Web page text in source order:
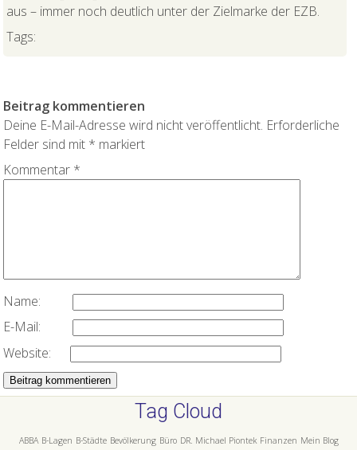
aus – immer noch deutlich unter der Zielmarke der EZB.
Tags:
Beitrag kommentieren
Deine E-Mail-Adresse wird nicht veröffentlicht. Erforderliche
Felder sind mit * markiert
Kommentar *
Name:
E-Mail:
Website:
Tag Cloud
ABBA B-Lagen B-Städte Bevölkerung Büro DR. Michael Piontek Finanzen Mein Blog